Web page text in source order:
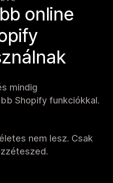
online
mindig
Shopify funkciókkal.
nem lesz. Csak